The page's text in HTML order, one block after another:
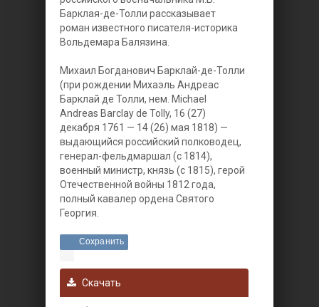
Барклая-де-Толли рассказывает
роман известного писателя-историка
Вольдемара Балязина.
Михаил Богданович Барклай-де-Толли
(при рождении Михаэль Андреас
Барклай де Толли, нем. Michael
Andreas Barclay de Tolly, 16 (27)
декабря 1761 — 14 (26) мая 1818) —
выдающийся российский полководец,
генерал-фельдмаршал (с 1814),
военный министр, князь (с 1815), герой
Отечественной войны 1812 года,
полный кавалер ордена Святого
Георгия.
Сохранить
Скачать